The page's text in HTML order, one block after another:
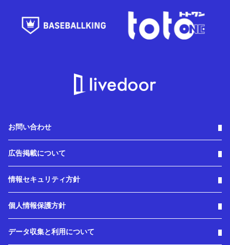
お問い合わせ
広告掲載について
情報セキュリティ方針
個人情報保護方針
データ収集と利用について